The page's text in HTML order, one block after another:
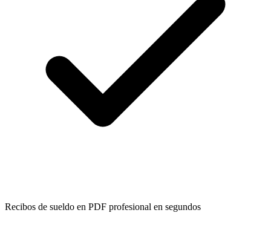
Recibos de sueldo en PDF profesional en segundos